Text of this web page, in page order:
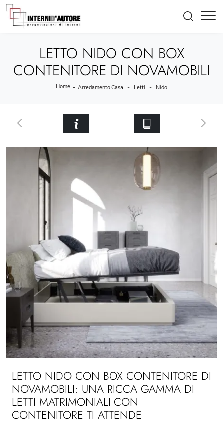
LETTO NIDO CON BOX
CONTENITORE DI NOVAMOBILI
Home - Arredamento Casa - Letti - Nido
LETTO NIDO CON BOX CONTENITORE DI
NOVAMOBILI: UNA RICCA GAMMA DI
LETTI MATRIMONIALI CON
CONTENITORE TI ATTENDE